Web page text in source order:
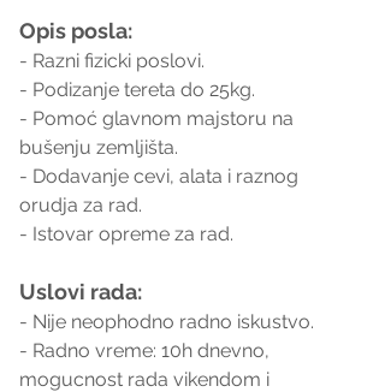
Opis posla:
- Razni fizicki poslovi.
- Podizanje tereta do 25kg.
- Pomoć glavnom majstoru na
bušenju zemljišta.
- Dodavanje cevi, alata i raznog
orudja za rad.
- Istovar opreme za rad.
Uslovi rada:
- Nije neophodno radno iskustvo.
- Radno vreme: 10h dnevno,
mogucnost rada vikendom i